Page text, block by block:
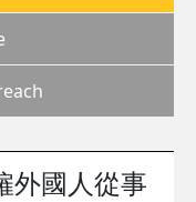
外國人從事